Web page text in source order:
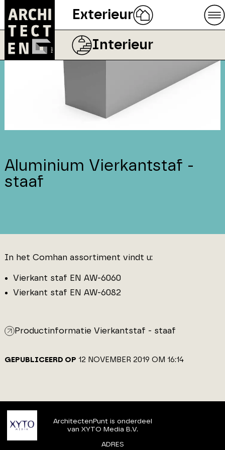
Exterieur
Interieur
Aluminium Vierkantstaf -
staaf
In het Comhan assortiment vindt u:
Vierkant staf EN AW-6060
Vierkant staf EN AW-6082
Productinformatie Vierkantstaf - staaf
GEPUBLICEERD OP 12 NOVEMBER 2019 OM 16:14
ArchitectenPunt is onderdeel
van XYTO Media B.V.
ADRES